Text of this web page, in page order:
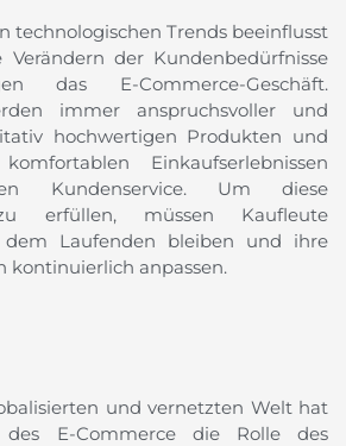
technologischen Trends beeinflusst
Verändern der Kundenbedürfnisse
das E-Commerce-Geschäft.
immer anspruchsvoller und
hochwertigen Produkten und
Einkaufserlebnissen
Kundenservice. Um diese
erfüllen, müssen Kaufleute
Laufenden bleiben und ihre
kontinuierlich anpassen.
und vernetzten Welt hat
E-Commerce die Rolle des